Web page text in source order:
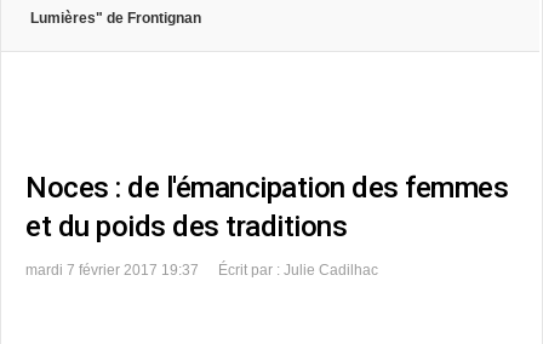
Lumières" de Frontignan
Noces : de l'émancipation des femmes
et du poids des traditions
mardi 7 février 2017 19:37 Écrit par : Julie Cadilhac